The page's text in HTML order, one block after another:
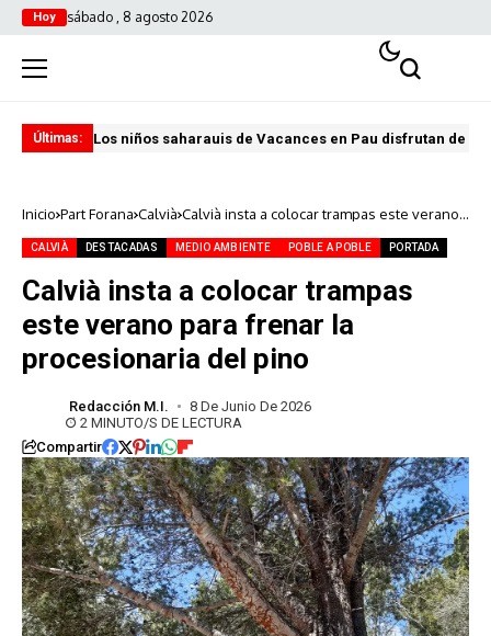
Hoy sábado , 8 agosto 2026
Últimas: Los niños saharauis de Vacances en Pau disfrutan de
Inicio Part Forana Calvià Calvià insta a colocar trampas este verano
CALVIÀ DESTACADAS MEDIO AMBIENTE POBLE A POBLE PORTADA
Calvià insta a colocar trampas
este verano para frenar la
procesionaria del pino
Redacción M.I.
8 De Junio De 2026
2 MINUTO/S DE LECTURA
Compartir